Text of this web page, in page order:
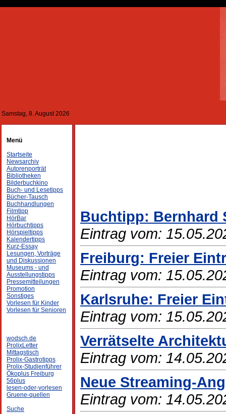
Samstag, 8. August 2026
Menü
Startseite
Newsarchiv
Autorenporträt
Bibliotheken
Bilderbuchkino
Buch- und Lesetipps
Bücher-Tausch
Buchhandlungen
Filmtipp
HörBar
Hörbuchtipps
Hörspieltipps
Kalendertipps
Kurz-Essay
Lesungen, Vorträge
und Diskussionen
Museums - und
Ausstellungstipps
Pressemitteilungen
Promotion
Sonstiges
Vorlesen für Kinder
Vorlesen für Senioren
wodsch.de
ProlixLetter
Mittagstisch
Prolix-Gastrotipps
Prolix-Studienführer
Ökoplus Freiburg
56plus
lesen-oder-vorlesen
Gruene-quellen
Suche
Buchtipp: Bernhard
Eintrag vom:
Freiburg: Freier
Eintrag vom:
Karlsruhe: Freier
Eintrag vom:
Verrätselte
Eintrag vom:
Neue Streaming-
Eintrag vom: